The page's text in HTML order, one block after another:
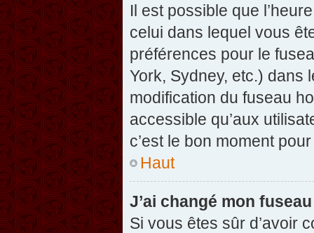
Il est possible que
celui dans lequel vous
préférences pour le
York, Sydney, etc.) dans
modification du fuseau
accessible qu’aux
c’est le bon moment
Haut
J’ai changé mon
Si vous êtes sûr d’avoir